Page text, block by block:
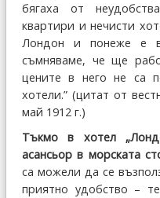
бягаха от
квартири и нечисти
Лондон и понеже е
съмняваме, че ще
цените в него не са
хотели.” (цитат от
май 1912 г.)
Тъкмо в хотел
асансьор в морската
са можели да се
приятно удобство –